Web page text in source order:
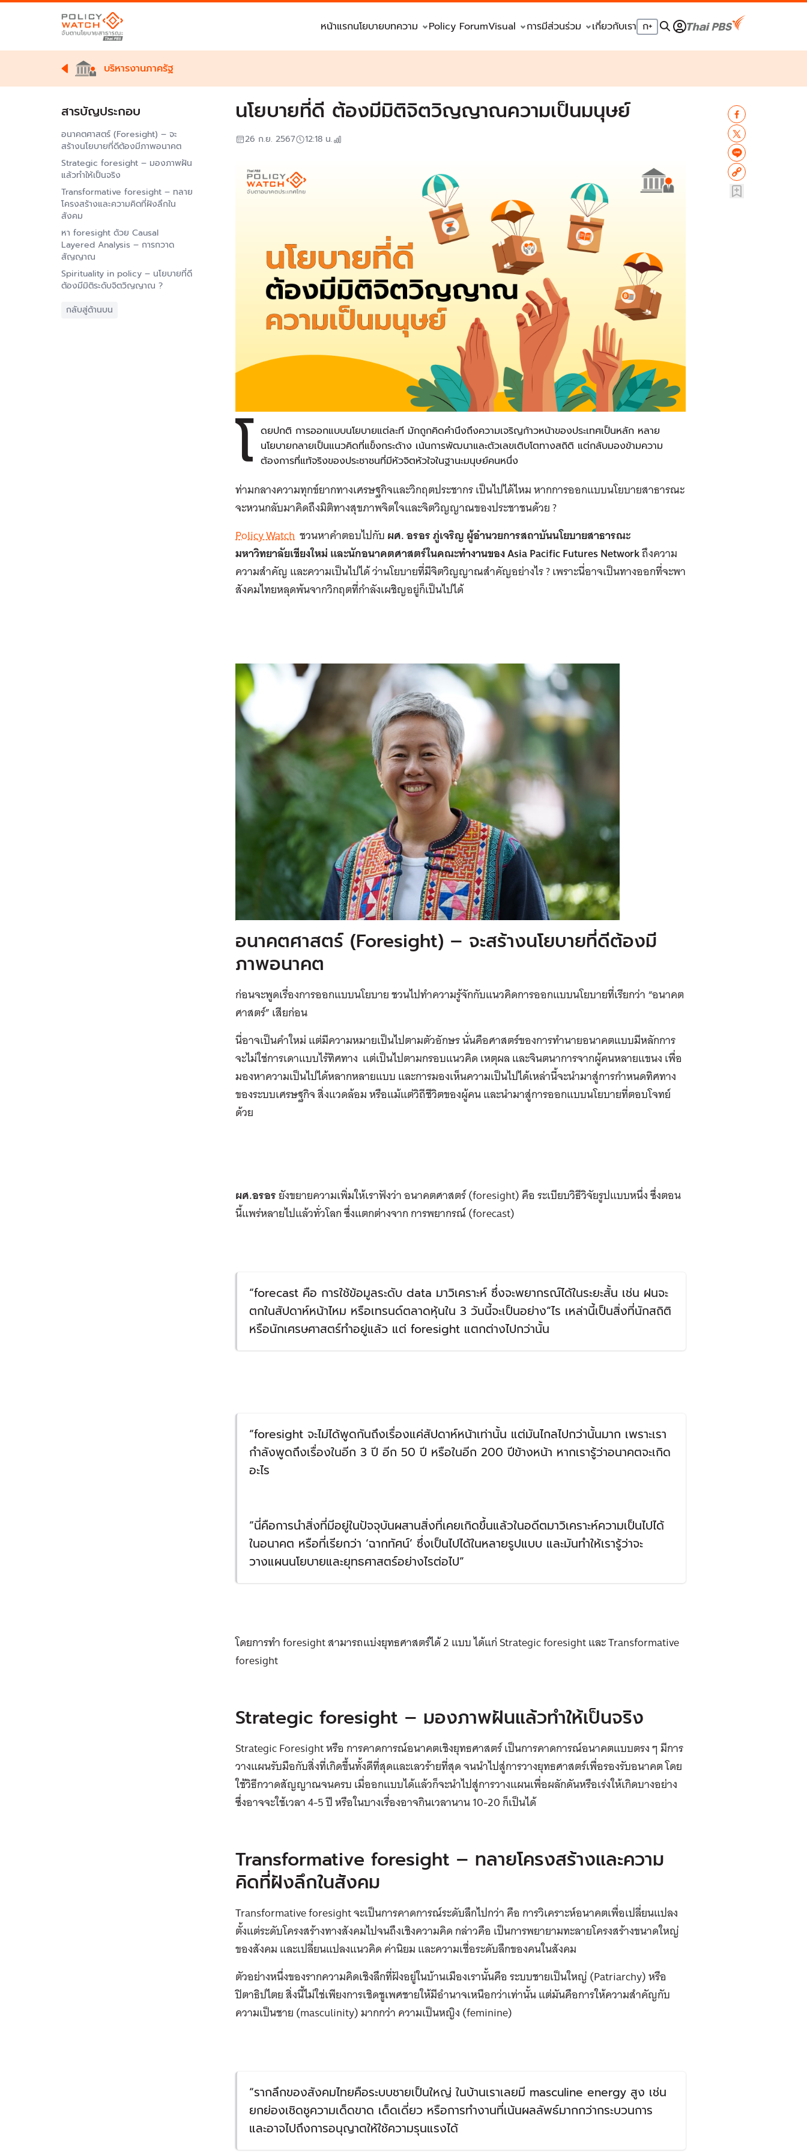
หน้าแรกนโยบายบทความ Policy ForumVisual การมีส่วนร่วม เกี่ยวกับเรา ก+
บริหารงานภาครัฐ
สารบัญประกอบ
อนาคตศาสตร์ (Foresight) – จะ
สร้างนโยบายที่ดีต้องมีภาพอนาคต
Strategic foresight – มองภาพฝัน
แล้วทำให้เป็นจริง
Transformative foresight – ทลาย
โครงสร้างและความคิดที่ฝังลึกใน
สังคม
หา foresight ด้วย Causal
Layered Analysis – การกวาด
สัญญาณ
Spirituality in policy – นโยบายที่ดี
ต้องมีมิติระดับจิตวิญญาณ ?
กลับสู่ด้านบน
นโยบายที่ดี ต้องมีมิติจิตวิญญาณความเป็นมนุษย์
26 ก.ย. 2567 12:18 น.
โ ดยปกติ การออกแบบนโยบายแต่ละที มักถูกคิดคำนึงถึงความเจริญก้าวหน้าของประเทศเป็นหลัก หลาย
นโยบายกลายเป็นแนวคิดที่แข็งกระด้าง เน้นการพัฒนาและตัวเลขเติบโตทางสถิติ แต่กลับมองข้ามความ
ต้องการที่แท้จริงของประชาชนที่มีหัวจิตหัวใจในฐานะมนุษย์คนหนึ่ง
ท่ามกลางความทุกข์ยากทางเศรษฐกิจและวิกฤตประชากร เป็นไปได้ไหม หากการออกแบบนโยบายสาธารณะ
จะหวนกลับมาคิดถึงมิติทางสุขภาพจิตใจและจิตวิญญาณของประชาชนด้วย ?
Policy Watch ชวนหาคำตอบไปกับผศ. อรอร ภู่เจริญ ผู้อำนวยการสถาบันนโยบายสาธารณะ
มหาวิทยาลัยเชียงใหม่ และนักอนาคตศาสตร์ในคณะทำงานของ Asia Pacific Futures Networkถึงความ
ความสำคัญ และความเป็นไปได้ ว่านโยบายที่มีจิตวิญญาณสำคัญอย่างไร ? เพราะนี่อาจเป็นทางออกที่จะพา
สังคมไทยหลุดพ้นจากวิกฤตที่กำลังเผชิญอยู่ก็เป็นไปได้
อนาคตศาสตร์ (Foresight) – จะสร้างนโยบายที่ดีต้องมี
ภาพอนาคต
ก่อนจะพูดเรื่องการออกแบบนโยบาย ชวนไปทำความรู้จักกับแนวคิดการออกแบบนโยบายที่เรียกว่า “อนาคต
ศาสตร์” เสียก่อน
นี่อาจเป็นคำใหม่ แต่มีความหมายเป็นไปตามตัวอักษร นั่นคือศาสตร์ของการทำนายอนาคตแบบมีหลักการ
จะไม่ใช่การเดาแบบไร้ทิศทาง แต่เป็นไปตามกรอบแนวคิด เหตุผล และจินตนาการจากผู้คนหลายแขนง เพื่อ
มองหาความเป็นไปได้หลากหลายแบบ และการมองเห็นความเป็นไปได้เหล่านี้จะนำมาสู่การกำหนดทิศทาง
ของระบบเศรษฐกิจ สิ่งแวดล้อม หรือแม้แต่วิถีชีวิตของผู้คน และนำมาสู่การออกแบบนโยบายที่ตอบโจทย์
ด้วย
ผศ.อรอรยังขยายความเพิ่มให้เราฟังว่า อนาคตศาสตร์ (foresight) คือ ระเบียบวิธีวิจัยรูปแบบหนึ่ง ซึ่งตอน
นี้แพร่หลายไปแล้วทั่วโลก ซึ่งแตกต่างจาก การพยากรณ์ (forecast)
“forecast คือ การใช้ข้อมูลระดับ data มาวิเคราะห์ ซึ่งจะพยากรณ์ได้ในระยะสั้น เช่น ฝนจะ
ตกในสัปดาห์หน้าไหม หรือเทรนด์ตลาดหุ้นใน 3 วันนี้จะเป็นอย่าง“ไร เหล่านี้เป็นสิ่งที่นักสถิติ
หรือนักเศรษศาสตร์ทำอยู่แล้ว แต่ foresight แตกต่างไปกว่านั้น
“foresight จะไม่ได้พูดกันถึงเรื่องแค่สัปดาห์หน้าเท่านั้น แต่มันไกลไปกว่านั้นมาก เพราะเรา
กำลังพูดถึงเรื่องในอีก 3 ปี อีก 50 ปี หรือในอีก 200 ปีข้างหน้า หากเรารู้ว่าอนาคตจะเกิด
อะไร
“นี่คือการนำสิ่งที่มีอยู่ในปัจจุบันผสานสิ่งที่เคยเกิดขึ้นแล้วในอดีตมาวิเคราะห์ความเป็นไปได้
ในอนาคต หรือที่เรียกว่า ‘ฉากทัศน์’ ซึ่งเป็นไปได้ในหลายรูปแบบ และมันทำให้เรารู้ว่าจะ
วางแผนนโยบายและยุทธศาสตร์อย่างไรต่อไป”
โดยการทำ foresight สามารถแบ่งยุทธศาสตร์ได้ 2 แบบ ได้แก่ Strategic foresight และ Transformative
foresight
Strategic foresight – มองภาพฝันแล้วทำให้เป็นจริง
Strategic Foresight หรือ การคาดการณ์อนาคตเชิงยุทธศาสตร์ เป็นการคาดการณ์อนาคตแบบตรง ๆ มีการ
วางแผนรับมือกับสิ่งที่เกิดขึ้นทั้งดีที่สุดและเลวร้ายที่สุด จนนำไปสู่การวางยุทธศาสตร์เพื่อรองรับอนาคต โดย
ใช้วิธีกวาดสัญญาณจนครบ เมื่ออกแบบได้แล้วก็จะนำไปสู่การวางแผนเพื่อผลักดันหรือเร่งให้เกิดบางอย่าง
ซึ่งอาจจะใช้เวลา 4-5 ปี หรือในบางเรื่องอาจกินเวลานาน 10-20 ก็เป็นได้
Transformative foresight – ทลายโครงสร้างและความ
คิดที่ฝังลึกในสังคม
Transformative foresight จะเป็นการคาดการณ์ระดับลึกไปกว่าคือ การวิเคราะห์อนาคตเพื่อเปลี่ยนแปลง
ตั้งแต่ระดับโครงสร้างทางสังคมไปจนถึงเชิงความคิด กล่าวคือ เป็นการพยายามทะลายโครงสร้างขนาดใหญ่
ของสังคม และเปลี่ยนแปลงแนวคิด ค่านิยม และความเชื่อระดับลึกของคนในสังคม
ตัวอย่างหนึ่งของรากความคิดเชิงลึกที่ฝังอยู่ในบ้านเมืองเรานั้นคือ ระบบชายเป็นใหญ่ (Patriarchy) หรือ
ปิตาธิปไตย สิ่งนี้ไม่ใช่เพียงการเชิดชูเพศชายให้มีอำนาจเหนือกว่าเท่านั้น แต่มันคือการให้ความสำคัญกับ
ความเป็นชาย (masculinity) มากกว่า ความเป็นหญิง (feminine)
“รากลึกของสังคมไทยคือระบบชายเป็นใหญ่ ในบ้านเราเลยมี masculine energy สูง เช่น
ยกย่องเชิดชูความเด็ดขาด เด็ดเดี่ยว หรือการทำงานที่เน้นผลลัพธ์มากกว่ากระบวนการ
และอาจไปถึงการอนุญาตให้ใช้ความรุนแรงได้